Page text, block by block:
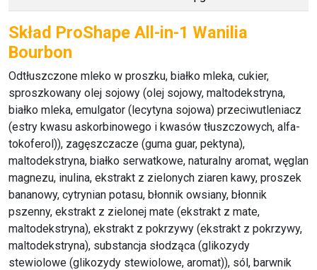
Skład ProShape All-in-1 Wanilia
Bourbon
Odtłuszczone mleko w proszku, białko mleka, cukier,
sproszkowany olej sojowy (olej sojowy, maltodekstryna,
białko mleka, emulgator (lecytyna sojowa) przeciwutleniacz
(estry kwasu askorbinowego i kwasów tłuszczowych, alfa-
tokoferol)), zagęszczacze (guma guar, pektyna),
maltodekstryna, białko serwatkowe, naturalny aromat, węglan
magnezu, inulina, ekstrakt z zielonych ziaren kawy, proszek
bananowy, cytrynian potasu, błonnik owsiany, błonnik
pszenny, ekstrakt z zielonej mate (ekstrakt z mate,
maltodekstryna), ekstrakt z pokrzywy (ekstrakt z pokrzywy,
maltodekstryna), substancja słodząca (glikozydy
stewiolowe (glikozydy stewiolowe, aromat)), sól, barwnik